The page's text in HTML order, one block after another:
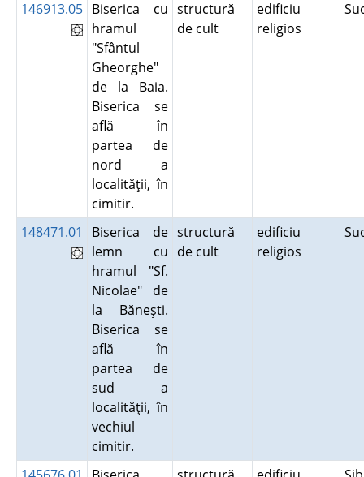
146913.05 Biserica cu
hramul
"Sfântul
Gheorghe"
de la Baia.
Biserica se
află în
partea de
nord a
localităţii, în
cimitir.
structură
de cult
edificiu
religios
148471.01
Biserica de
lemn cu
hramul "Sf.
Nicolae" de
la Băneşti.
Biserica se
află în
partea de
sud a
localităţii, în
vechiul
cimitir.
structură
de cult
edificiu
religios